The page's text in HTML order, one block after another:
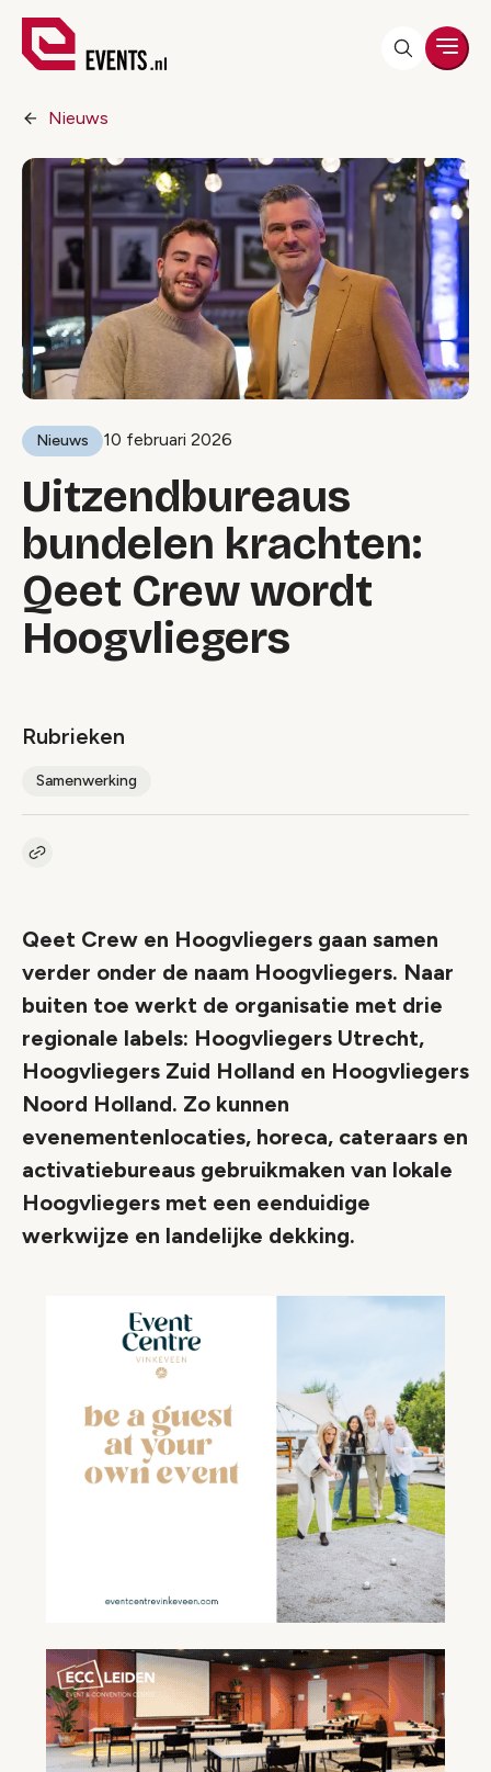
Nieuws
Nieuws 10 februari 2026
Uitzendbureaus
bundelen krachten:
Qeet Crew wordt
Hoogvliegers
Rubrieken
Samenwerking
Kopieer link naar artikel
Qeet Crew en Hoogvliegers gaan samen
verder onder de naam Hoogvliegers. Naar
buiten toe werkt de organisatie met drie
regionale labels: Hoogvliegers Utrecht,
Hoogvliegers Zuid Holland en Hoogvliegers
Noord Holland. Zo kunnen
evenementenlocaties, horeca, cateraars en
activatiebureaus gebruikmaken van lokale
Hoogvliegers met een eenduidige
werkwijze en landelijke dekking.